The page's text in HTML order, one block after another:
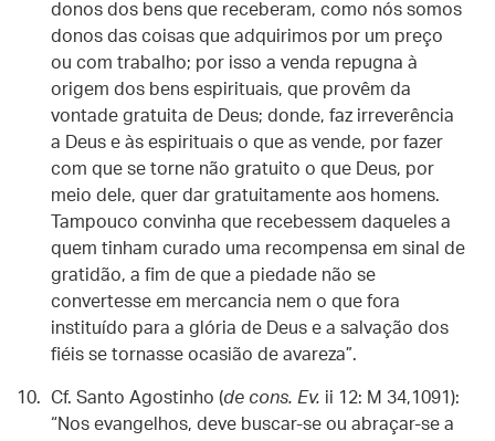
donos dos bens que receberam, como nós somos
donos das coisas que adquirimos por um preço
ou com trabalho; por isso a venda repugna à
origem dos bens espirituais, que provêm da
vontade gratuita de Deus; donde, faz irreverência
a Deus e às espirituais o que as vende, por fazer
com que se torne não gratuito o que Deus, por
meio dele, quer dar gratuitamente aos homens.
Tampouco convinha que recebessem daqueles a
quem tinham curado uma recompensa em sinal de
gratidão, a fim de que a piedade não se
convertesse em mercancia nem o que fora
instituído para a glória de Deus e a salvação dos
fiéis se tornasse ocasião de avareza”.
Cf. Santo Agostinho (de cons. Ev. ii 12: M 34,1091):
“Nos evangelhos, deve buscar-se ou abraçar-se a